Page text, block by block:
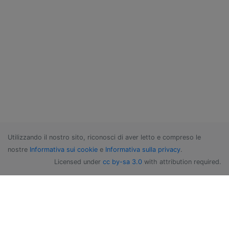
Utilizzando il nostro sito, riconosci di aver letto e compreso le
nostre Informativa sui cookie e Informativa sulla privacy.
Licensed under cc by-sa 3.0 with attribution required.